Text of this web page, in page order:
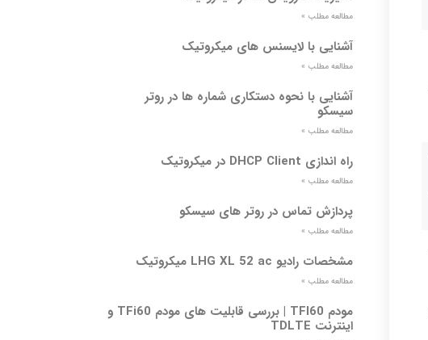
مطالعه مطلب »
آشنایی با لایسنس های میکروتیک
مطالعه مطلب »
آشنایی با نحوه دستکاری شماره ها در روتر
سیسکو
مطالعه مطلب »
راه اندازی DHCP Client در میکروتیک
مطالعه مطلب »
پردازش تماس در روتر های سیسکو
مطالعه مطلب »
مشخصات رادیو LHG XL 52 ac میکروتیک
مطالعه مطلب »
مودم TFI60 | بررسی قابلیت های مودم TFi60 و
اینترنت TDLTE